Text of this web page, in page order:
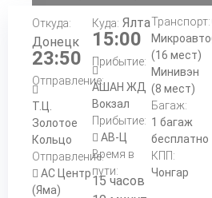
Откуда:
Донецк
23:50
Отправление:
Т.Ц.
Золотое
Кольцо
Отправление:
АС Центр
(Яма)
Куда: Ялта
15:00
Прибытие:
АШАН ЖД
Вокзал
Прибытие:
АВ-Ц
Время в
пути:
15 часов
Транспорт:
(16 мест)
Минивэн
(8 мест)
Багаж:
1 багаж
бесплатно
КПП:
Чонгар